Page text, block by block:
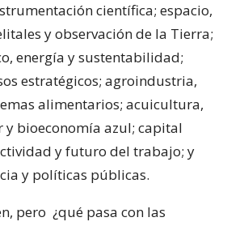
científica; espacio,
y observación de la Tierra;
energía y sustentabilidad;
estratégicos; agroindustria,
alimentarios; acuicultura,
y bioeconomía azul; capital
y futuro del trabajo; y
y políticas públicas.
pero ¿qué pasa con las